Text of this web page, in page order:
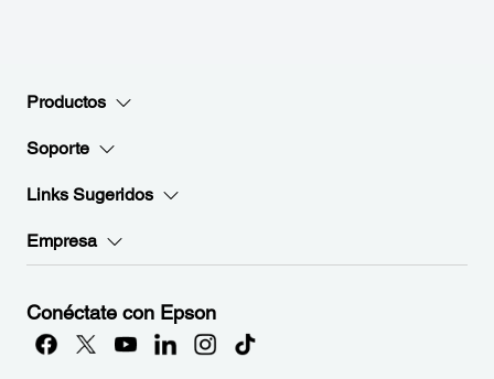
Productos
Soporte
Links Sugeridos
Empresa
Conéctate con Epson